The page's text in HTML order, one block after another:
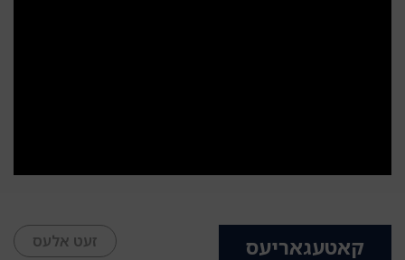
קאטעגאריעס זעט אלעס